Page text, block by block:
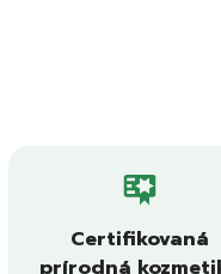
Certifikovaná
prírodná